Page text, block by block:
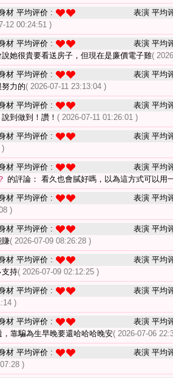
材 平均评价 : 表演 平均
12 00:24:51 )
材 平均评价 : 表演 平均
她很貴要看送房子，但現在是廉價電子雞(
材 平均评价 : 表演 平均
力的( 2026-07-11 23:13:04 )
材 平均评价 : 表演 平均
到做到！讚！ ( 2026-07-11 01:26:01 )
材 平均评价 : 表演 平均
)
材 平均评价 : 表演 平均
的評論： 看久也會膩好嗎，以為這方式可以用
材 平均评价 : 表演 平均
)
材 平均评价 : 表演 平均
賺( 2026-07-09 08:26:28 )
材 平均评价 : 表演 平均
支持( 2026-07-09 02:12:25 )
材 平均评价 : 表演 平均
)
材 平均评价 : 表演 平均
靠騙為生早晚要還哈哈哈晚安( 2026-07-06
材 平均评价 : 表演 平均
)